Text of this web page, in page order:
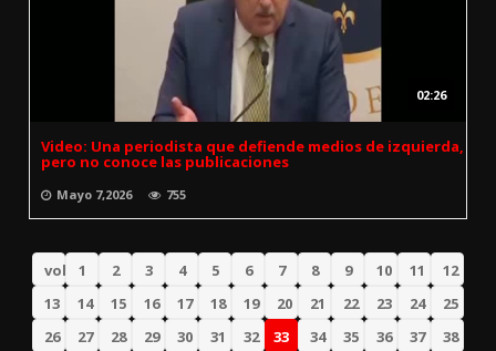
02:26
Video: Una periodista que defiende medios de izquierda,
pero no conoce las publicaciones
Mayo 7,2026 755
volver
1 2 3 4 5 6 7 8 9 10 11
12
13
14 15 16 17 18 19 20 21 22 23 24
25
26
27 28 29 30 31 32 33 34 35 36 37
38